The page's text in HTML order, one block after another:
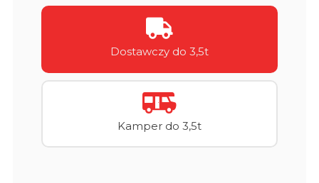
Dostawczy do 3,5t
Kamper do 3,5t